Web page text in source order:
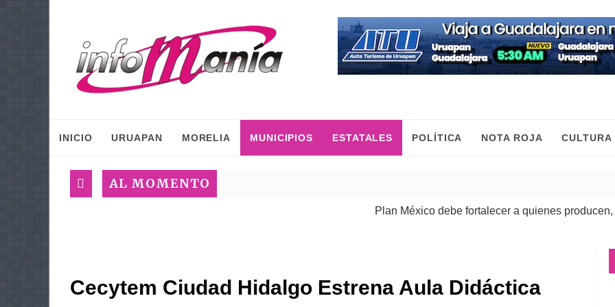
INICIO URUAPAN MORELIA MUNICIPIOS ESTATALES POLÍTICA NOTA ROJA CULTURA
AL MOMENTO
Plan México debe fortalecer a quienes producen,
Cecytem Ciudad Hidalgo Estrena Aula Didáctica